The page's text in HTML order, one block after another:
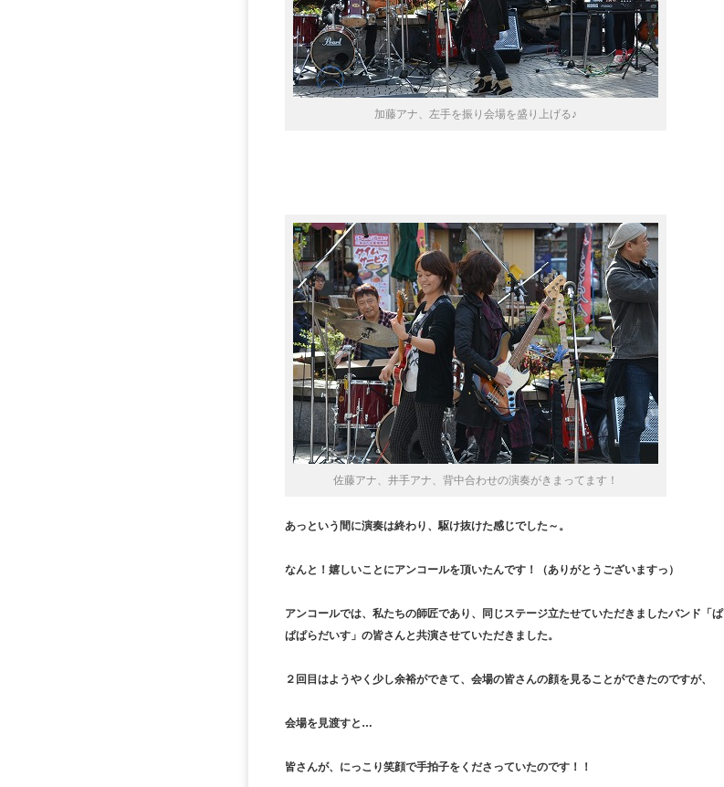
加藤アナ、左手を振り会場を盛り上げる♪
佐藤アナ、井手アナ、背中合わせの演奏がきまってます！
あっという間に演奏は終わり、駆け抜けた感じでした～。
なんと！嬉しいことにアンコールを頂いたんです！（ありがとうございますっ）
アンコールでは、私たちの師匠であり、同じステージ立たせていただきましたバンド「ぱ
ぱぱらだいす」の皆さんと共演させていただきました。
２回目はようやく少し余裕ができて、会場の皆さんの顔を見ることができたのですが、
会場を見渡すと…
皆さんが、にっこり笑顔で手拍子をくださっていたのです！！